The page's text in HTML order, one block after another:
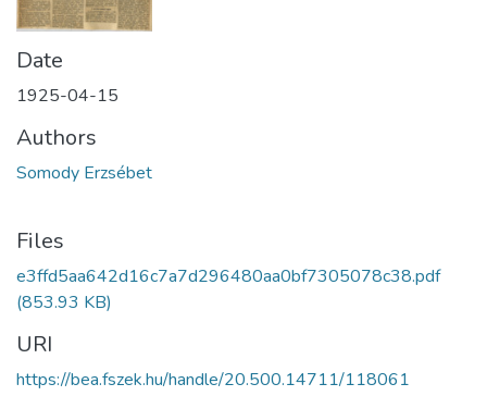
Date
1925-04-15
Authors
Somody Erzsébet
Files
e3ffd5aa642d16c7a7d296480aa0bf7305078c38.pdf
(853.93 KB)
URI
https://bea.fszek.hu/handle/20.500.14711/118061